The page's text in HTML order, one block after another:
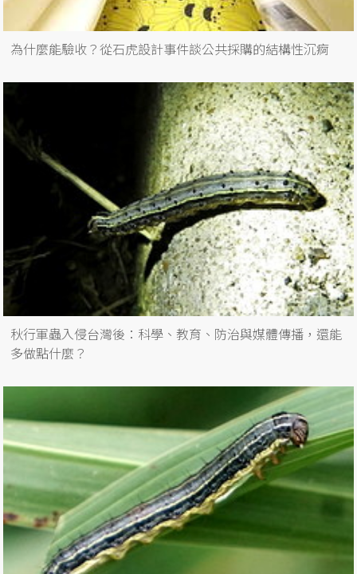
為什麼能驗收？從石虎設計事件談公共採購的結構性沉痾
秋行軍蟲入侵台灣後：科學、教育、防治與媒體傳播，還能
多做點什麼？